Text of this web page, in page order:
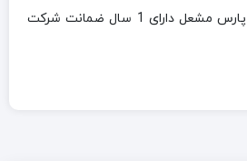
مشعل های دوگانه سوز پارس مشعل دارای 1 سال ضمانت شرکت